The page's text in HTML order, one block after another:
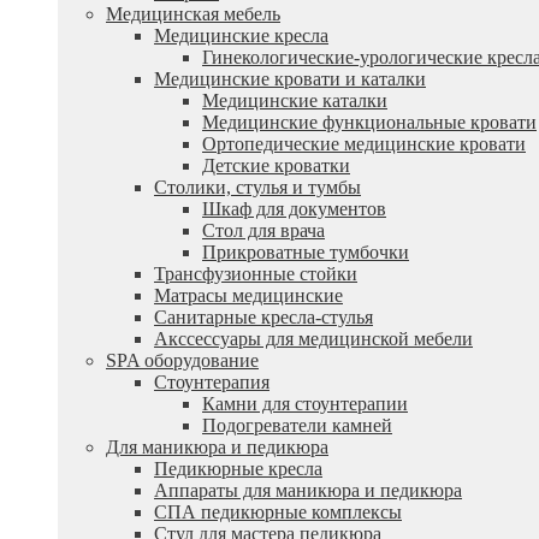
Медицинская мебель
Медицинские кресла
Гинекологические-урологические
Медицинские кровати и каталки
Медицинские каталки
Медицинские функциональные кровати
Ортопедические медицинские кровати
Детские кроватки
Столики, стулья и тумбы
Шкаф для документов
Стол для врача
Прикроватные тумбочки
Трансфузионные стойки
Матрасы медицинские
Санитарные кресла-стулья
Акссессуары для медицинской мебели
SPA оборудование
Стоунтерапия
Камни для стоунтерапии
Подогреватели камней
Для маникюра и педикюра
Педикюрные кресла
Аппараты для маникюра и педикюра
СПА педикюрные комплексы
Стул для мастера педикюра